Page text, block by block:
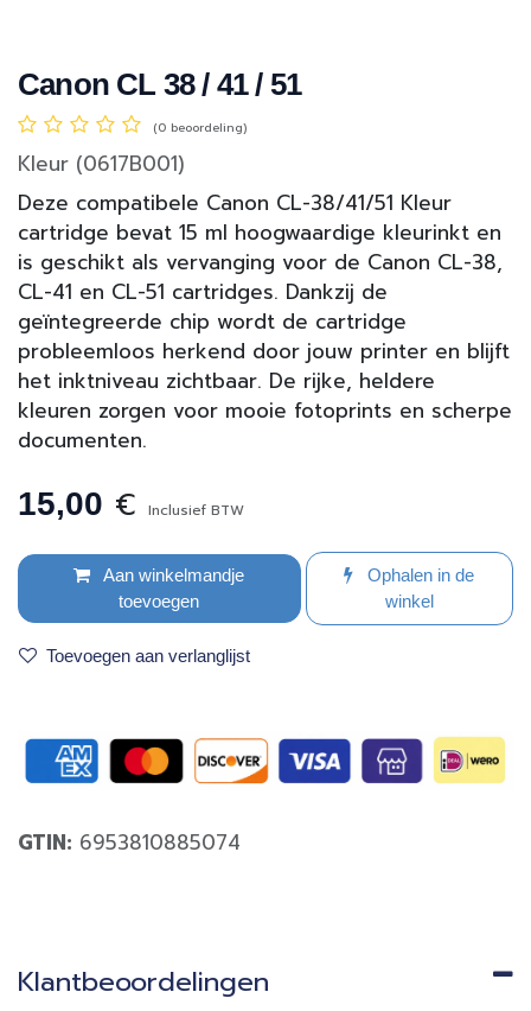
Canon CL 38 / 41 / 51
(0 beoordeling)
Kleur (0617B001)
Deze compatibele Canon CL-38/41/51 Kleur
cartridge bevat 15 ml hoogwaardige kleurinkt en
is geschikt als vervanging voor de Canon CL-38,
CL-41 en CL-51 cartridges. Dankzij de
geïntegreerde chip wordt de cartridge
probleemloos herkend door jouw printer en blijft
het inktniveau zichtbaar. De rijke, heldere
kleuren zorgen voor mooie fotoprints en scherpe
documenten.
15,00 € Inclusief BTW
Aan winkelmandje
toevoegen
Ophalen in de
winkel
Toevoegen aan verlanglijst
GTIN: 6953810885074
Klantbeoordelingen